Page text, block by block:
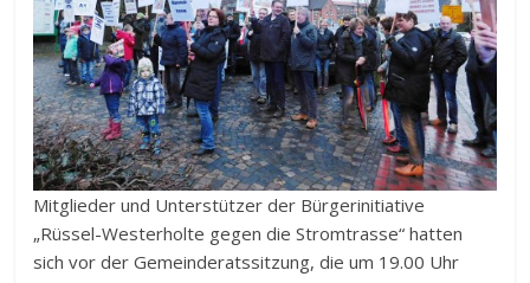
Mitglieder und Unterstützer der Bürgerinitiative
„Rüssel-Westerholte gegen die Stromtrasse“ hatten
sich vor der Gemeinderatssitzung, die um 19.00 Uhr